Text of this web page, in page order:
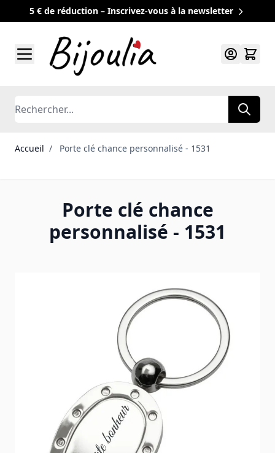
5 € de réduction – Inscrivez-vous à la newsletter
Rechercher
Accueil / Porte clé chance personnalisé - 1531
Porte clé chance
personnalisé - 1531